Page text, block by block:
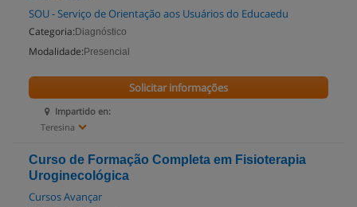
SOU - Serviço de Orientação aos Usuários do Educaedu
Categoria: Diagnóstico
Modalidade: Presencial
Impartido en:
Teresina
Solicitar informações
Curso de Formação Completa em Fisioterapia
Uroginecológica
Cursos Avançar